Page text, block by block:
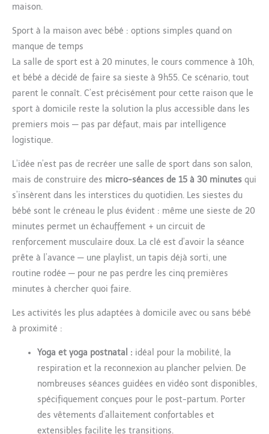
maison.
Sport à la maison avec bébé : options simples quand on
manque de temps
La salle de sport est à 20 minutes, le cours commence à 10h,
et bébé a décidé de faire sa sieste à 9h55. Ce scénario, tout
parent le connaît. C’est précisément pour cette raison que le
sport à domicile reste la solution la plus accessible dans les
premiers mois — pas par défaut, mais par intelligence
logistique.
L’idée n’est pas de recréer une salle de sport dans son salon,
mais de construire des micro-séances de 15 à 30 minutes qui
s’insèrent dans les interstices du quotidien. Les siestes du
bébé sont le créneau le plus évident : même une sieste de 20
minutes permet un échauffement + un circuit de
renforcement musculaire doux. La clé est d’avoir la séance
prête à l’avance — une playlist, un tapis déjà sorti, une
routine rodée — pour ne pas perdre les cinq premières
minutes à chercher quoi faire.
Les activités les plus adaptées à domicile avec ou sans bébé
à proximité :
Yoga et yoga postnatal : idéal pour la mobilité, la
respiration et la reconnexion au plancher pelvien. De
nombreuses séances guidées en vidéo sont disponibles,
spécifiquement conçues pour le post-partum. Porter
des vêtements d’allaitement confortables et
extensibles facilite les transitions.